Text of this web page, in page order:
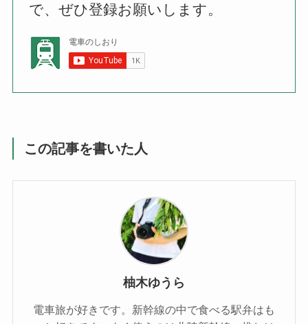
で、ぜひ登録お願いします。
この記事を書いた人
柚木ゆうら
電車旅が好きです。新幹線の中で食べる駅弁はも